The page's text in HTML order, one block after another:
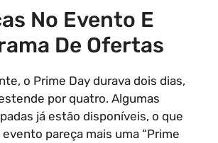
No Evento E
De Ofertas
o Prime Day durava dois dias,
por quatro. Algumas
já estão disponíveis, o que
pareça mais uma “Prime